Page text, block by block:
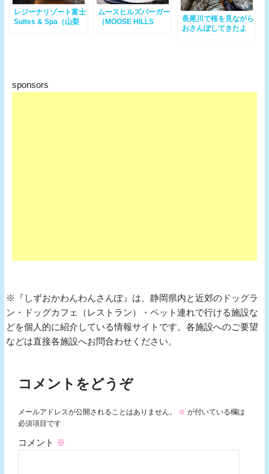
レジーナリゾート富士
Suites & Spa（山梨
ムースヒルズバーガー
（MOOSE HILLS
長尾川で桜を見ながら
おさんぽしてきたよ
sponsors
※『しずおかわんわんさんぽ』は、静岡県内と近郊のドッグラ
ン・ドッグカフェ（レストラン）・ペット連れで行ける施設な
どを個人的に紹介している情報サイトです。各施設へのご要望
などは直接各施設へお問合わせください。
コメントをどうぞ
メールアドレスが公開されることはありません。 ※ が付いている欄は
必須項目です
コメント ※